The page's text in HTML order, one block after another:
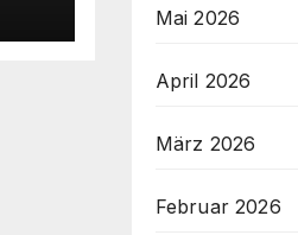
Mai 2026
April 2026
März 2026
Februar 2026